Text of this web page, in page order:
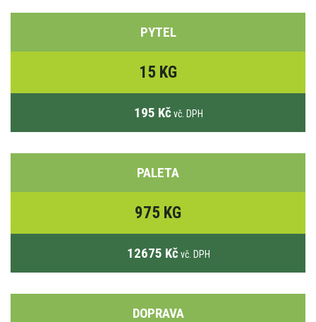
PYTEL
15 KG
195 Kč vč. DPH
PALETA
975 KG
12675 Kč vč. DPH
DOPRAVA